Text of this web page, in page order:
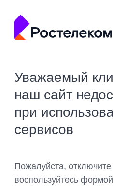
Уважаемый
наш сайт
при
сервисов
Пожалуйста,
воспользуйтесь